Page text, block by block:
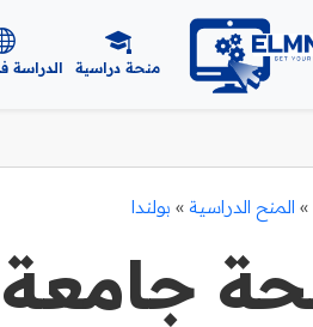
منحة دراسية الدراسة
» المنح الدراسية » بولندا
جامعة